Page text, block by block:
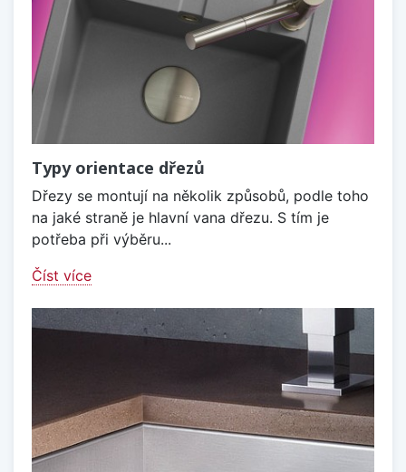
Typy orientace dřezů
Dřezy se montují na několik způsobů, podle toho
na jaké straně je hlavní vana dřezu. S tím je
potřeba při výběru...
Číst více